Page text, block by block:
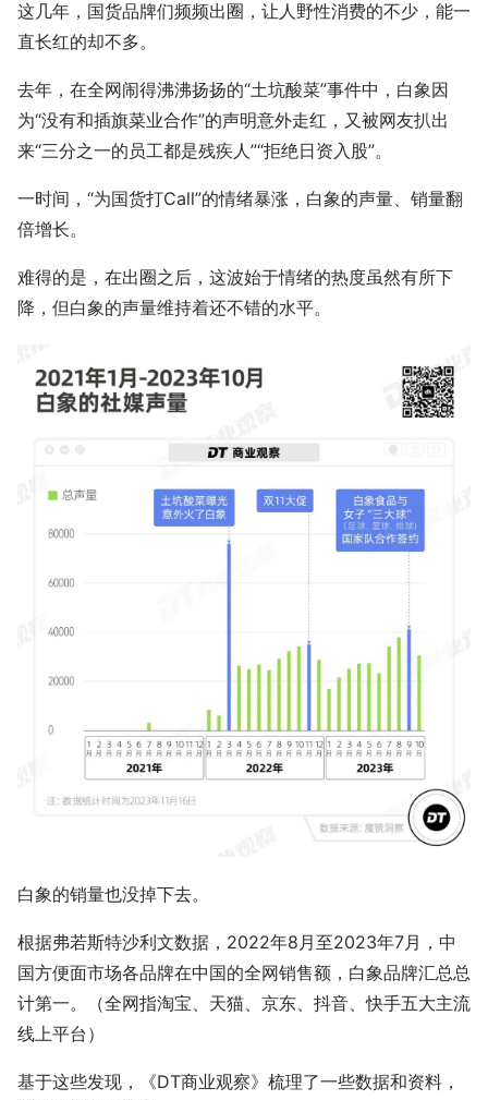
这几年，国货品牌们频频出圈，让人野性消费的不少，能一
直长红的却不多。
去年，在全网闹得沸沸扬扬的“土坑酸菜”事件中，白象因
为“没有和插旗菜业合作”的声明意外走红，又被网友扒出
来“三分之一的员工都是残疾人”“拒绝日资入股”。
一时间，“为国货打Call”的情绪暴涨，白象的声量、销量翻
倍增长。
难得的是，在出圈之后，这波始于情绪的热度虽然有所下
降，但白象的声量维持着还不错的水平。
白象的销量也没掉下去。
根据弗若斯特沙利文数据，2022年8月至2023年7月，中
国方便面市场各品牌在中国的全网销售额，白象品牌汇总总
计第一。（全网指淘宝、天猫、京东、抖音、快手五大主流
线上平台）
基于这些发现，《DT商业观察》梳理了一些数据和资料，